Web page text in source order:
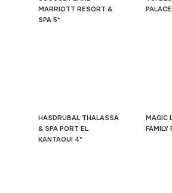
MARRIOTT RESORT &
SPA 5*
HASDRUBAL THALASSA
& SPA PORT EL
KANTAOUI 4*
MAGIC
FAMILY